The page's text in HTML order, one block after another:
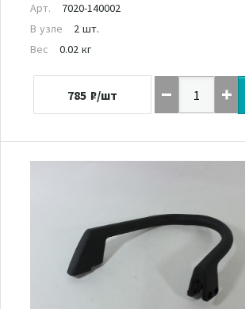
Арт.
7020-140002
В узле
2 шт.
Вес
0.02 кг
785 ₽/шт